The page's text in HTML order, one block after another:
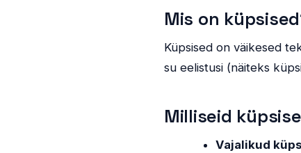
Mis on
Küpsised on väikesed
su eelistusi (näiteks
Milliseid
Vajalikud